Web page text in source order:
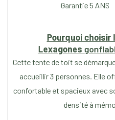
Garantie 5 ANS
Pourquoi
Lexagones
Cette tente de toit se
accueillir 3 personnes. Elle
confortable et spacieux avec
densité à